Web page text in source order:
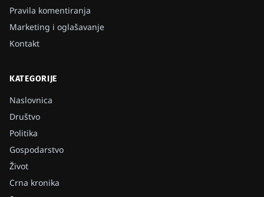
Pravila komentiranja
Marketing i oglašavanje
Kontakt
KATEGORIJE
Naslovnica
Društvo
Politika
Gospodarstvo
Život
Crna kronika